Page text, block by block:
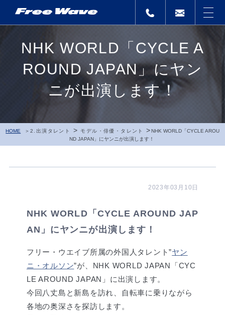
NHK WORLD「CYCLE A
ROUND JAPAN」にヤン
ニが出演します！
HOME 2.出演タレント >モデル・俳優・タレント >NHK WORLD「CYCLE AROU
ND JAPAN」にヤンニが出演します！
2023年03月10日
NHK WORLD「CYCLE AROUND JAP
AN」にヤンニが出演します！
フリー・ウエイブ所属の外国人タレント”ヤン
ニ・オルソン”が、NHK WORLD JAPAN「CYC
LE AROUND JAPAN」に出演します。
今回八丈島と新島を訪れ、自転車に乗りながら
各地の奥深さを探訪します。